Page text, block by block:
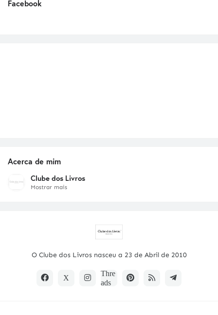
Facebook
Acerca de mim
Clube dos Livros
Mostrar mais
O Clube dos Livros nasceu a 23 de Abril de 2010